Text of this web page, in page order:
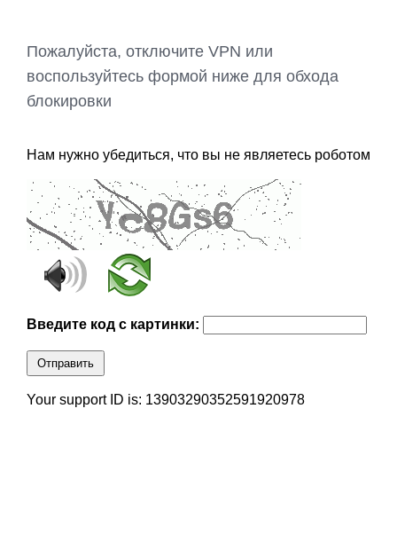
Пожалуйста, отключите VPN или
воспользуйтесь формой ниже для обхода
блокировки
Нам нужно убедиться, что вы не являетесь роботом
Введите код с картинки:
Отправить
Your support ID is: 13903290352591920978